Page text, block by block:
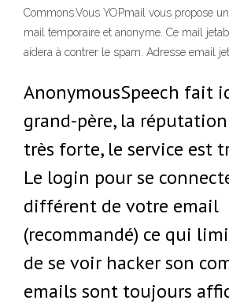
Commons.Vous YOPmail vous propose
mail temporaire et anonyme. Ce mail
aidera à contrer le spam. Adresse email
AnonymousSpeech fait
grand-père, la
très forte, le service est
Le login pour se
différent de votre email
(recommandé) ce qui
de se voir hacker son
emails sont toujours